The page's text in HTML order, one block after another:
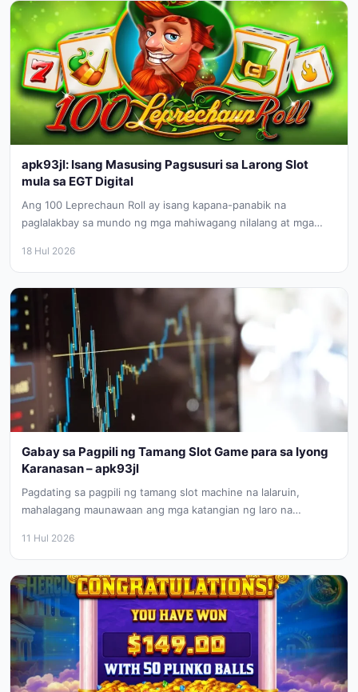
apk93jl: Isang Masusing Pagsusuri sa Larong Slot
mula sa EGT Digital
Ang 100 Leprechaun Roll ay isang kapana-panabik na
paglalakbay sa mundo ng mga mahiwagang nilalang at mga
18 Hul 2026
Gabay sa Pagpili ng Tamang Slot Game para sa Iyong
Karanasan – apk93jl
Pagdating sa pagpili ng tamang slot machine na lalaruin,
mahalagang maunawaan ang mga katangian ng laro na
11 Hul 2026